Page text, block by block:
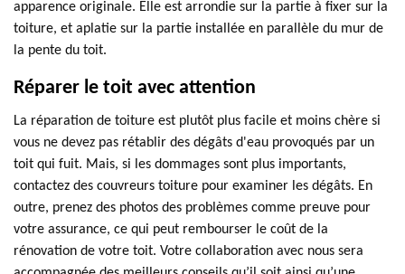
apparence originale. Elle est arrondie sur la partie à fixer sur la
toiture, et aplatie sur la partie installée en parallèle du mur de
la pente du toit.
Réparer le toit avec attention
La réparation de toiture est plutôt plus facile et moins chère si
vous ne devez pas rétablir des dégâts d'eau provoqués par un
toit qui fuit. Mais, si les dommages sont plus importants,
contactez des couvreurs toiture pour examiner les dégâts. En
outre, prenez des photos des problèmes comme preuve pour
votre assurance, ce qui peut rembourser le coût de la
rénovation de votre toit. Votre collaboration avec nous sera